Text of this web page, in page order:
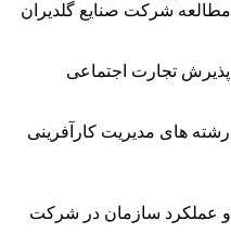
مطالعه شرکت صنایع گلدیران
پذیرش تجارت اجتماعی
های مدیریت کارآفرینی
و عملکرد سازمان در شرکت